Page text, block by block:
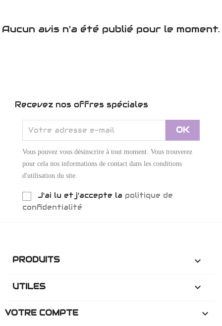
Aucun avis n'a été publié pour le moment.
Recevez nos offres spéciales
Vous pouvez vous désinscrire à tout moment. Vous trouverez
pour cela nos informations de contact dans les conditions
d'utilisation du site.
J'ai lu et j'accepte la politique de
confidentialité
PRODUITS 
UTILES 
VOTRE COMPTE 